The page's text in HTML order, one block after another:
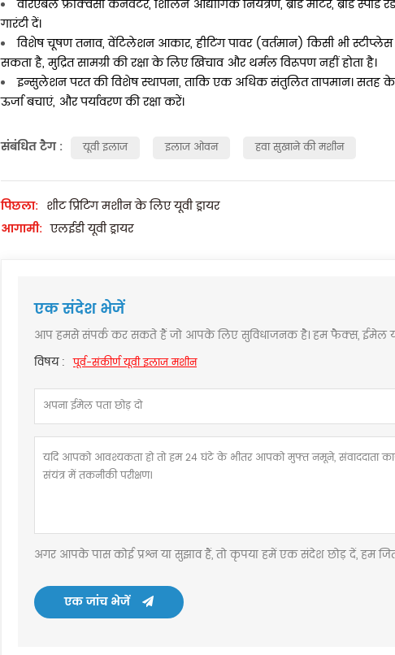
वेरिएबल फ्रीक्वेंसी कनवर्टर, शिलिन औद्योगिक नियंत्रण, ब्रांड मोटर, ब्रांड
गारंटी दें।
विशेष चूषण तनाव, वेंटिलेशन आकार, हीटिंग पावर (वर्तमान) किसी भी
सकता है, मुद्रित सामग्री की रक्षा के लिए खिंचाव और थर्मल विरूपण नहीं होता है।
इन्सुलेशन परत की विशेष स्थापना, ताकि एक अधिक संतुलित तापमान।
ऊर्जा बचाएं, और पर्यावरण की रक्षा करें।
संबंधित टैग : यूवी इलाज इलाज ओवन हवा सुखाने की मशीन
पिछला: शीट प्रिंटिंग मशीन के लिए यूवी ड्रायर
आगामी: एलईडी यूवी ड्रायर
एक संदेश भेजें
आप हमसे संपर्क कर सकते हैं जो आपके लिए सुविधाजनक है। हम फैक्स, ईमेल
विषय : पूर्व-संकीर्ण यूवी इलाज मशीन
अगर आपके पास कोई प्रश्न या सुझाव हैं, तो कृपया हमें एक संदेश छोड़ दें, हम
एक जांच भेजें